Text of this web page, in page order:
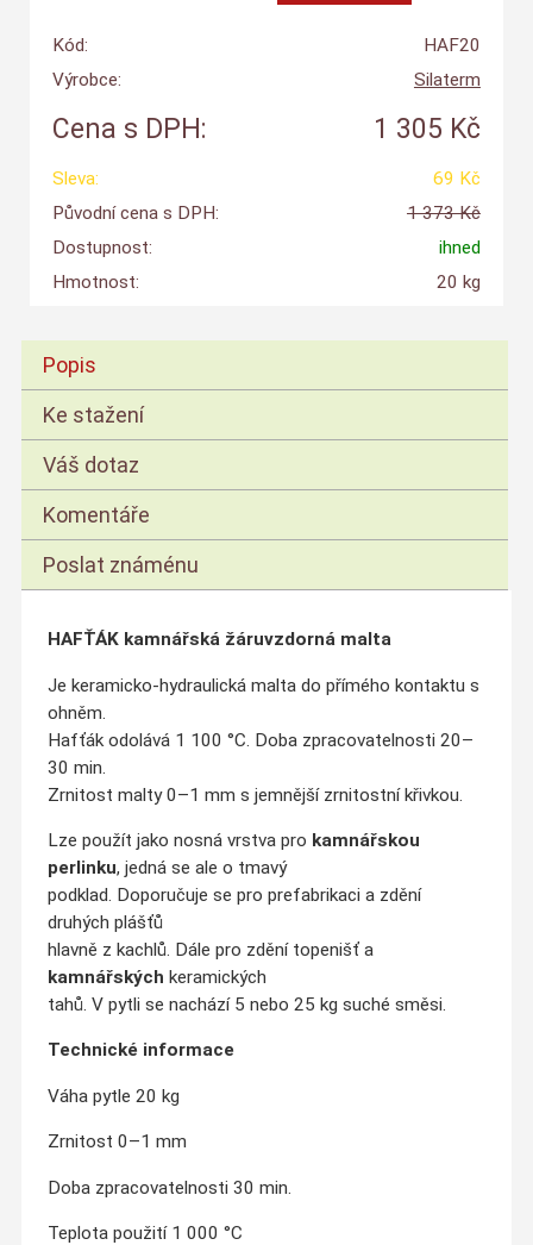
Kód:
HAF20
Výrobce:
Silaterm
Cena s DPH: 1 305 Kč
Sleva:
69 Kč
Původní cena s DPH:
1 373 Kč
Dostupnost:
ihned
Hmotnost:
20 kg
Popis
Ke stažení
Váš dotaz
Komentáře
Poslat známénu
HAFŤÁK kamnářská žáruvzdorná malta
Je keramicko-hydraulická malta do přímého kontaktu s
ohněm.
Hafťák odolává 1 100 °C. Doba zpracovatelnosti 20–
30 min.
Zrnitost malty 0–1 mm s jemnější zrnitostní křivkou.
Lze použít jako nosná vrstva pro kamnářskou
perlinku, jedná se ale o tmavý
podklad. Doporučuje se pro prefabrikaci a zdění
druhých plášťů
hlavně z kachlů. Dále pro zdění topenišť a
kamnářských keramických
tahů. V pytli se nachází 5 nebo 25 kg suché směsi.
Technické informace
Váha pytle 20 kg
Zrnitost 0–1 mm
Doba zpracovatelnosti 30 min.
Teplota použití 1 000 °C